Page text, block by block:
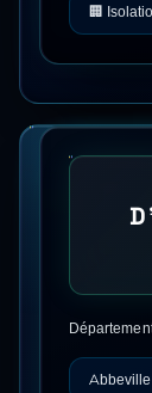
🏢
Abbeville